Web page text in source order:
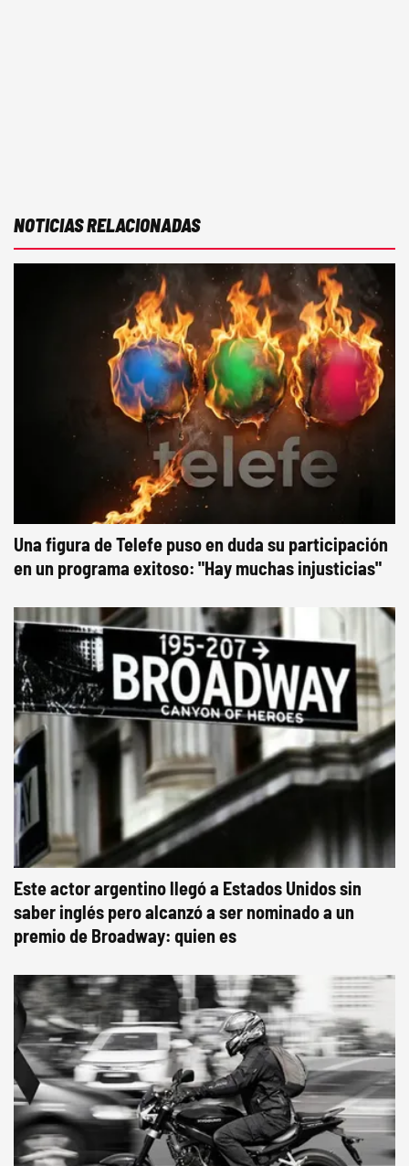
NOTICIAS RELACIONADAS
Una figura de Telefe puso en duda su participación
en un programa exitoso: "Hay muchas injusticias"
Este actor argentino llegó a Estados Unidos sin
saber inglés pero alcanzó a ser nominado a un
premio de Broadway: quien es